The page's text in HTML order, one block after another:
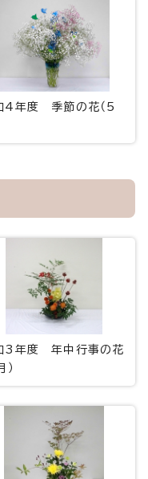
4年度 季節の花（5
3年度 年中行事の花
）